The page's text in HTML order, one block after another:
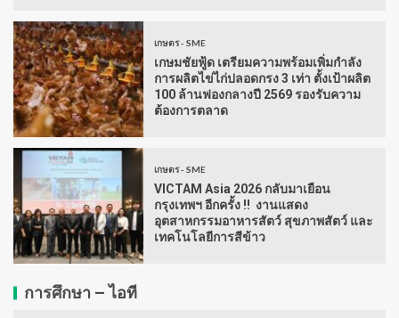
เกษตร - SME
เกษมชัยฟู้ด เตรียมความพร้อมเพิ่มกำลัง
การผลิตไข่ไก่ปลอดกรง 3 เท่า ตั้งเป้าผลิต
100 ล้านฟองกลางปี 2569 รองรับความ
ต้องการตลาด
เกษตร - SME
VICTAM Asia 2026 กลับมาเยือน
กรุงเทพฯ อีกครั้ง !! งานแสดง
อุตสาหกรรมอาหารสัตว์ สุขภาพสัตว์ และ
เทคโนโลยีการสีข้าว
การศึกษา – ไอที